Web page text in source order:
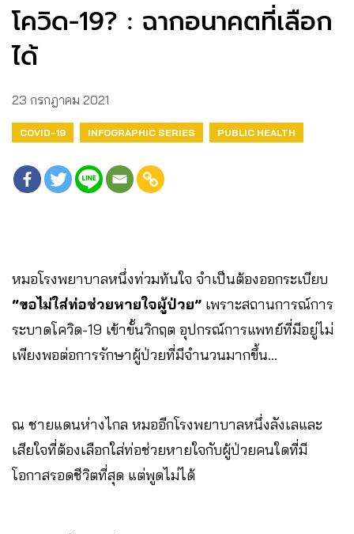
โควิด-19? : ฉากอนาคตที่เลือก
ได้
23 กรกฎาคม 2021
COVID-19 INFOGRAPHIC SERIES PUBLIC HEALTH
หมอโรงพยาบาลหนึ่งท่วมท้นใจ จำเป็นต้องออกระเบียบ
“ขอไม่ใส่ท่อช่วยหายใจผู้ป่วย” เพราะสถานการณ์การ
ระบาดโควิด-19 เข้าขั้นวิกฤต อุปกรณ์การแพทย์ที่มีอยู่ไม่
เพียงพอต่อการรักษาผู้ป่วยที่มีจำนวนมากขึ้น…
ณ ชายแดนห่างไกล หมออีกโรงพยาบาลหนึ่งลังเลและ
เสียใจที่ต้องเลือกใส่ท่อช่วยหายใจกับผู้ป่วยคนใดที่มี
โอกาสรอดชีวิตที่สุด แต่พูดไม่ได้